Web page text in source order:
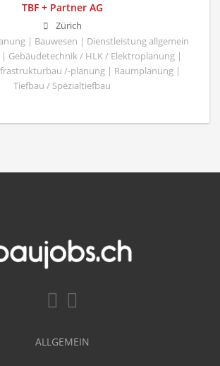
TBF + Partner AG
Zürich
| Bauwesen | Dienstleistung allgemein
| Gebäudetechnik / HLK / Elektroplanung |
/-planung | Raumplanung |
Tiefbau / Spezialtiefbau
ALLGEMEIN